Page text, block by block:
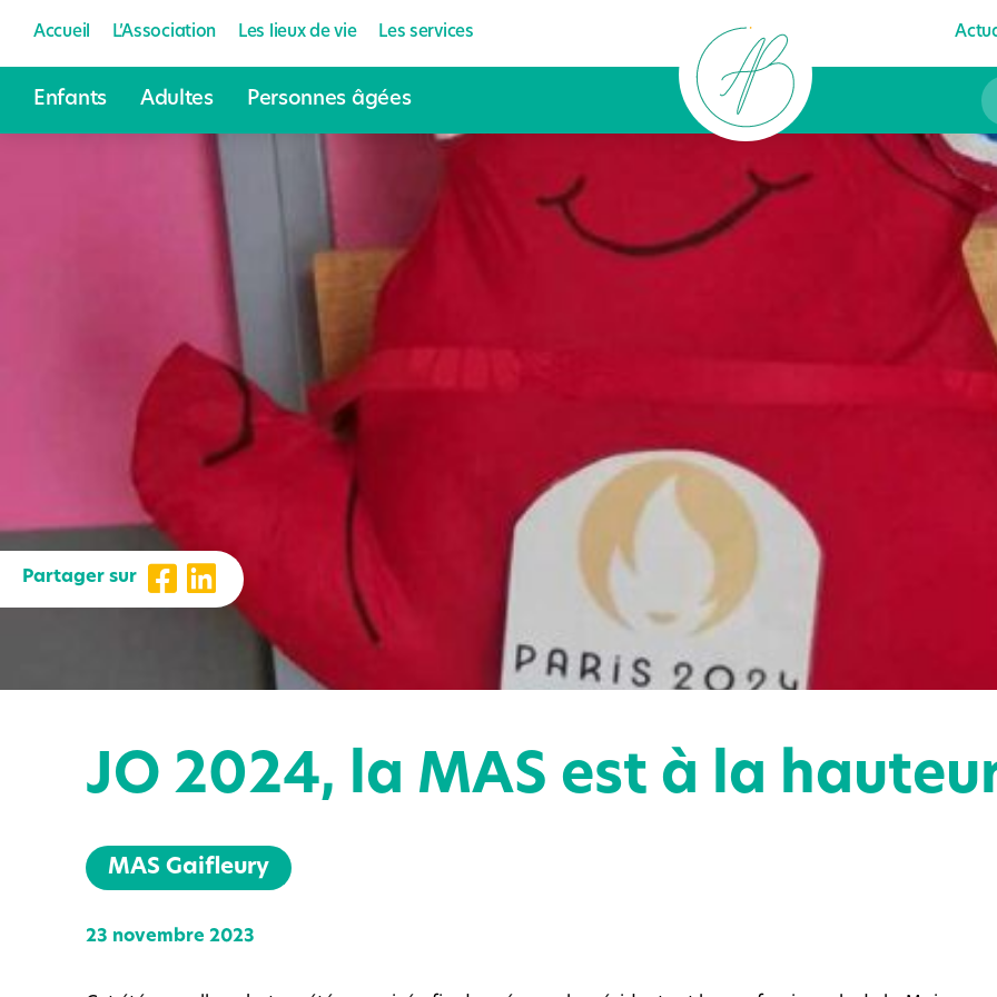
Accueil L’Association Les lieux de vie Les services
Enfants Adultes Personnes âgées
Partager sur
JO 2024, la MAS est à la
MAS Gaifleury
23 novembre 2023